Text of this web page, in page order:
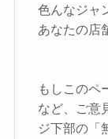
色んなジャ
あなたの店
もしこのペ
など、ご意
ジ下部の「